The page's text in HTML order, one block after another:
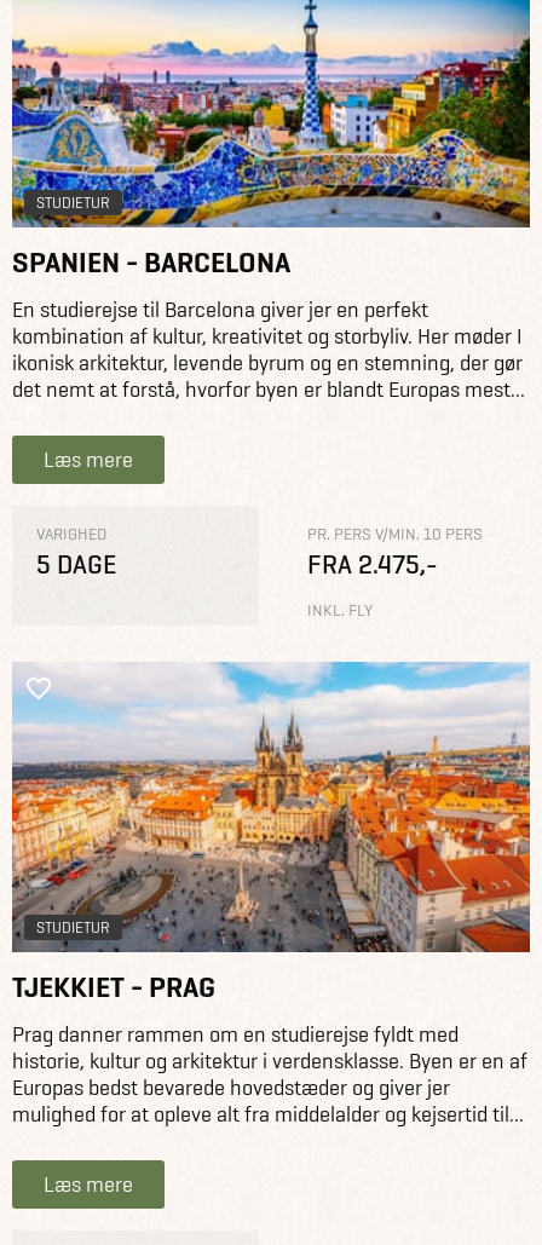
for almindelig åbningstid.
Mangler I hjælp til at planlægge årets skolerejser?
Book os til en planlægningsdag på jeres skole.
STUDIETUR
SPANIEN - BARCELONA
En studierejse til Barcelona giver jer en perfekt
kombination af kultur, kreativitet og storbyliv. Her møder I
ikonisk arkitektur, levende byrum og en stemning, der gør
det nemt at forstå, hvorfor byen er blandt Europas mest...
Læs mere
VARIGHED
5 DAGE
PR. PERS V/MIN. 10 PERS
FRA 2.475,-
INKL. FLY
STUDIETUR
TJEKKIET - PRAG
Prag danner rammen om en studierejse fyldt med
historie, kultur og arkitektur i verdensklasse. Byen er en af
Europas bedst bevarede hovedstæder og giver jer
mulighed for at opleve alt fra middelalder og kejsertid til...
Læs mere